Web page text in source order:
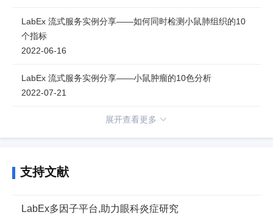
LabEx 流式服务实例分享——如何同时检测小鼠肺组织的10
个指标
2022-06-16
LabEx 流式服务实例分享——小鼠肿瘤的10色分析
2022-07-21
展开查看更多
支持文献
LabEx多因子平台,助力眼科炎症研究